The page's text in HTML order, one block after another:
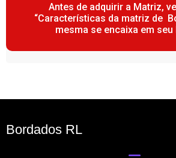
Antes de adquirir a Matriz,
“Características da matriz de
mesma se encaixa em seu
Bordados RL